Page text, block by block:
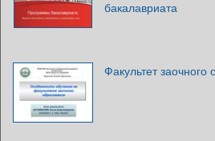
бакалавриата
Факультет заочного